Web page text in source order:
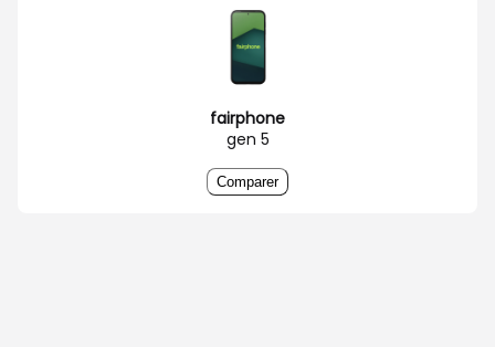
fairphone
gen 5
Comparer